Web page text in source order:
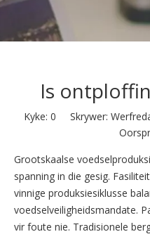
Is
Kyke: 0 Skrywer:
Grootskaalse
spanning in die gesig.
vinnige produksiesiklusse
voedselveiligheidsmandate.
vir foute nie. Tradisionele